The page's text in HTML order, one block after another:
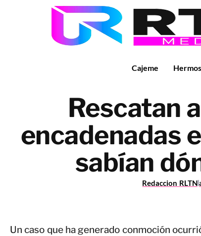
Cajeme
Rescatan
encadenadas
sabían
Redaccion RLTN
Un caso que ha generado conmoción